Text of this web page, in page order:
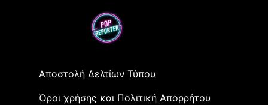
Αποστολή Δελτίων Τύπου
Όροι χρήσης και Πολιτική Απορρήτου